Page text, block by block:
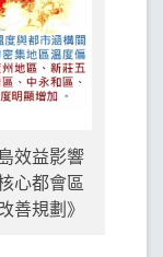
效益影響
心都會區
善規劃》